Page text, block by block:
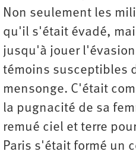
Non seulement les
qu'il s'était évadé,
jusqu'à jouer
témoins susceptibles
mensonge. C'était
la pugnacité de sa
remué ciel et terre
Paris s'était formé un